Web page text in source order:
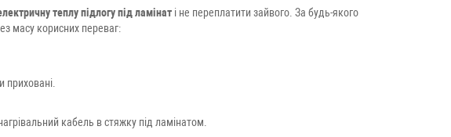
теплу підлогу під ламінаті не переплатити зайвого. За будь-якого
масу корисних переваг:
кабель в стяжку під ламінатом.